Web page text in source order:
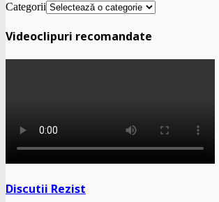
Categorii
Videoclipuri recomandate
Discutii Rezist